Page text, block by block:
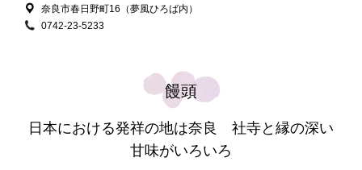
奈良市春日野町16（夢風ひろば内）
0742-23-5233
饅頭
日本における発祥の地は奈良 社寺と縁の深い
甘味がいろいろ